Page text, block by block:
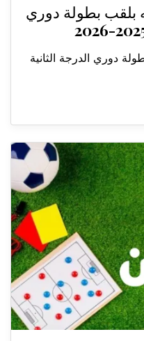
بلقب بطولة دوري
دوري الدرجة الثانية